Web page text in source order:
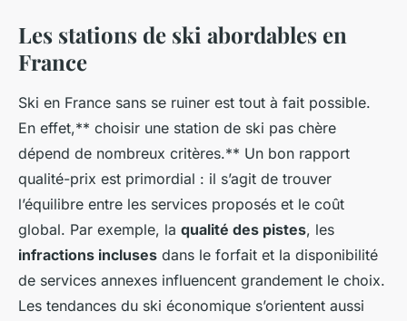
Les stations de ski abordables en
France
Ski en France sans se ruiner est tout à fait possible.
En effet,** choisir une station de ski pas chère
dépend de nombreux critères.** Un bon rapport
qualité-prix est primordial : il s’agit de trouver
l’équilibre entre les services proposés et le coût
global. Par exemple, la qualité des pistes, les
infractions incluses dans le forfait et la disponibilité
de services annexes influencent grandement le choix.
Les tendances du ski économique s’orientent aussi